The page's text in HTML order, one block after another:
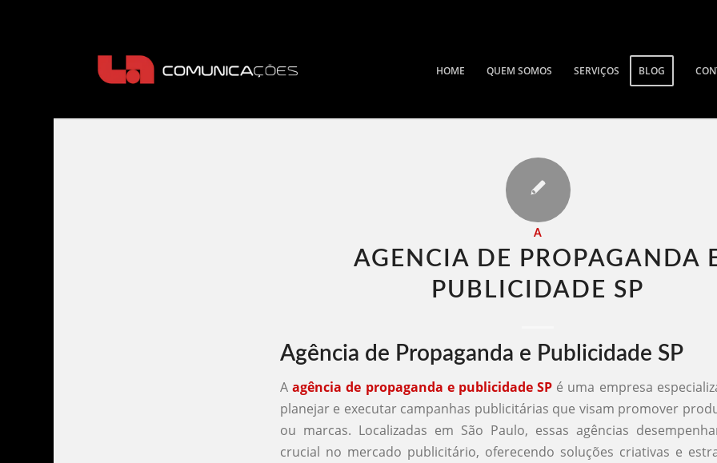
HOME QUEM SOMOS SERVIÇOS BLOG
A
AGENCIA DE PROPAGANDA
PUBLICIDADE SP​
Agência de Propaganda e Publicidade SP
Aagência de propaganda e publicidade SP é uma empresa
planejar e executar campanhas publicitárias que visam promover
ou marcas. Localizadas em São Paulo, essas agências
crucial no mercado publicitário, oferecendo soluções criativas e